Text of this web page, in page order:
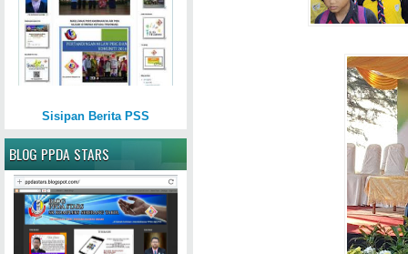
Sisipan Berita PSS
BLOG PPDA STARS